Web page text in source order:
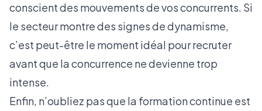
conscient des mouvements de vos concurrents. Si
le secteur montre des signes de dynamisme,
c’est peut-être le moment idéal pour recruter
avant que la concurrence ne devienne trop
intense.
Enfin, n’oubliez pas que la formation continue est